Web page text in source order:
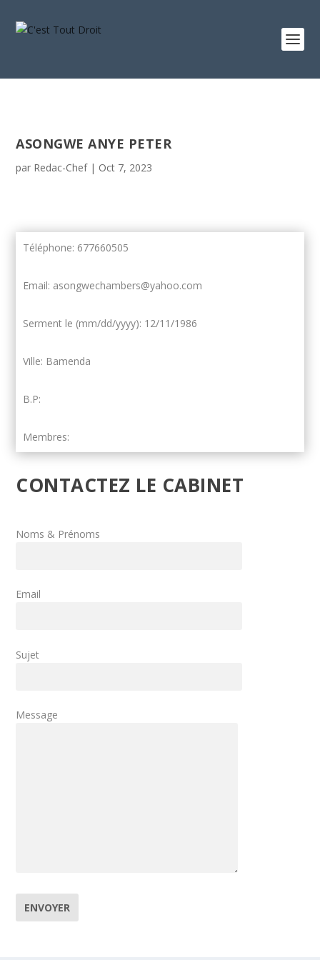
ASONGWE ANYE PETER
par Redac-Chef| Oct 7, 2023
Téléphone: 677660505
Email: asongwechambers@yahoo.com
Serment le (mm/dd/yyyy): 12/11/1986
Ville: Bamenda
B.P:
Membres:
CONTACTEZ LE CABINET
Noms & Prénoms
Email
Sujet
Message